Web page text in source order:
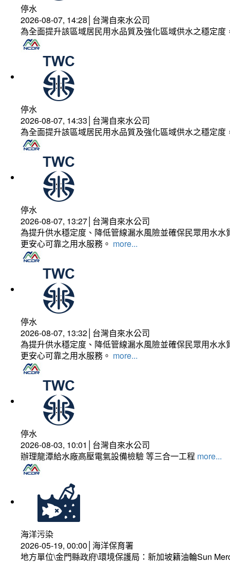
停水
2026-08-07, 14:28│台灣自來水公司
為全面提升該區域居民用水品質及強化區域供水之穩定
停水
2026-08-07, 14:33│台灣自來水公司
為全面提升該區域居民用水品質及強化區域供水之穩定
停水
2026-08-07, 13:27│台灣自來水公司
為提升供水穩定度、降低管線漏水風險並確保民眾用水
更安心可靠之用水服務。 more...
停水
2026-08-07, 13:32│台灣自來水公司
為提升供水穩定度、降低管線漏水風險並確保民眾用水
更安心可靠之用水服務。 more...
停水
2026-08-03, 10:01│台灣自來水公司
辦理龍潭給水廠高壓電氣設備檢驗 等三合一工程 more...
海洋污染
2026-05-19, 00:00│海洋保育署
地方單位\金門縣政府\環境保護局：新加坡籍油輪Sun